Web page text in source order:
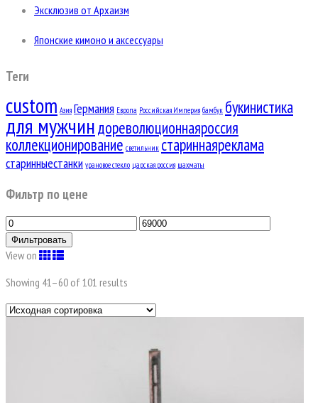
Эксклюзив от Архаизм
Японские кимоно и аксессуары
Теги
custom Азия Германия Европа Российская Империя бамбук букинистика
для мужчиндореволюционнаяроссия
коллекционирование светильник стариннаяреклама
старинныестанки урановое стекло царская россия шахматы
Фильтр по цене
Фильтровать
View on
Showing 41–60 of 101 results